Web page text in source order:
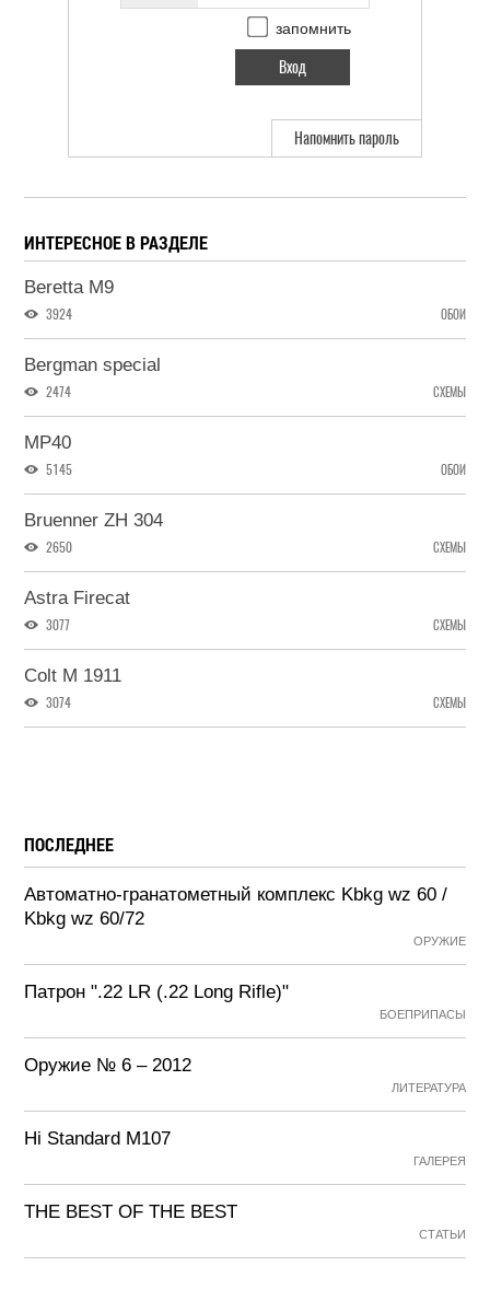
запомнить
Напомнить пароль
ИНТЕРЕСНОЕ В РАЗДЕЛЕ
Beretta M9
3924 ОБОИ
Bergman special
2474 СХЕМЫ
MP40
5145 ОБОИ
Bruenner ZH 304
2650 СХЕМЫ
Astra Firecat
3077 СХЕМЫ
Colt M 1911
3074 СХЕМЫ
ПОСЛЕДНЕЕ
Автоматно-гранатометный комплекс Kbkg wz 60 /
Kbkg wz 60/72
ОРУЖИЕ
Патрон ".22 LR (.22 Long Rifle)"
БОЕПРИПАСЫ
Оружие № 6 – 2012
ЛИТЕРАТУРА
Hi Standard M107
ГАЛЕРЕЯ
THE BEST OF THE BEST
СТАТЬИ